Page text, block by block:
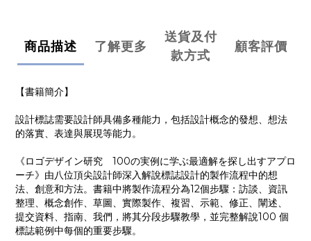
商品描述 了解更多
送貨及付
款方式
顧客評價
【書籍簡介】
設計標誌需要設計師具備多種能力，包括設計概念的發想、想法
的落實、表達與展現等能力。
《ロゴデザイン研究 100の実例に学ぶ最適解を探し出すアプロ
ーチ》由八位頂尖設計師深入解說標誌設計的製作流程中的想
法、創意和方法。書籍中將製作流程分為12個步驟：訪談、資訊
整理、概念創作、草圖、實際製作、複習、示範、修正、闡述、
提交資料、指南、我們，將其分段步驟教學，並完整解說100 個
標誌範例中每個的重要步驟。